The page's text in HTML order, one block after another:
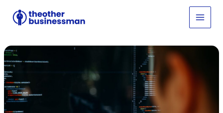
naar
o
e
e
n